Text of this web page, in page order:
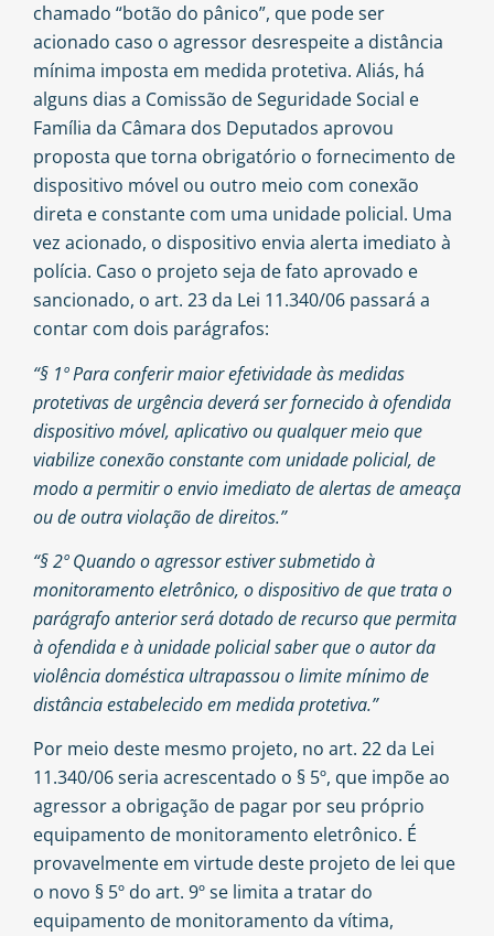
chamado “botão do pânico”, que pode ser
acionado caso o agressor desrespeite a distância
mínima imposta em medida protetiva. Aliás, há
alguns dias a Comissão de Seguridade Social e
Família da Câmara dos Deputados aprovou
proposta que torna obrigatório o fornecimento de
dispositivo móvel ou outro meio com conexão
direta e constante com uma unidade policial. Uma
vez acionado, o dispositivo envia alerta imediato à
polícia. Caso o projeto seja de fato aprovado e
sancionado, o art. 23 da Lei 11.340/06 passará a
contar com dois parágrafos:
“§ 1º Para conferir maior efetividade às medidas
protetivas de urgência deverá ser fornecido à ofendida
dispositivo móvel, aplicativo ou qualquer meio que
viabilize conexão constante com unidade policial, de
modo a permitir o envio imediato de alertas de ameaça
ou de outra violação de direitos.”
“§ 2º Quando o agressor estiver submetido à
monitoramento eletrônico, o dispositivo de que trata o
parágrafo anterior será dotado de recurso que permita
à ofendida e à unidade policial saber que o autor da
violência doméstica ultrapassou o limite mínimo de
distância estabelecido em medida protetiva.”
Por meio deste mesmo projeto, no art. 22 da Lei
11.340/06 seria acrescentado o § 5º, que impõe ao
agressor a obrigação de pagar por seu próprio
equipamento de monitoramento eletrônico. É
provavelmente em virtude deste projeto de lei que
o novo § 5º do art. 9º se limita a tratar do
equipamento de monitoramento da vítima,